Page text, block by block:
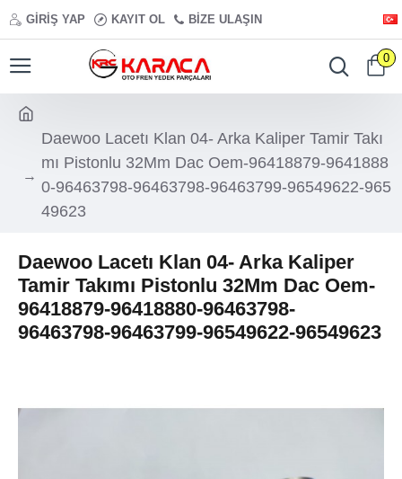
GIRIŞ YAP KAYIT OL BIZE ULAŞIN
0
Daewoo Lacetı Klan 04- Arka Kaliper Tamir Takı
mı Pistonlu 32Mm Dac Oem-96418879-9641888
0-96463798-96463798-96463799-96549622-965
49623
Daewoo Lacetı Klan 04- Arka Kaliper
Tamir Takımı Pistonlu 32Mm Dac Oem-
96418879-96418880-96463798-
96463798-96463799-96549622-96549623